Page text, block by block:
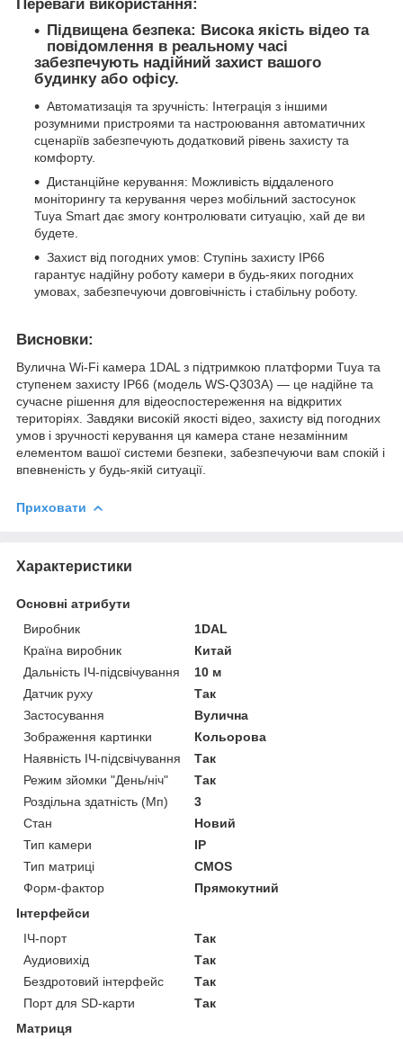
Переваги використання:
Підвищена безпека: Висока якість відео та
повідомлення в реальному часі
забезпечують надійний захист вашого
будинку або офісу.
Автоматизація та зручність: Інтеграція з іншими
розумними пристроями та настроювання автоматичних
сценаріїв забезпечують додатковий рівень захисту та
комфорту.
Дистанційне керування: Можливість віддаленого
моніторингу та керування через мобільний застосунок
Tuya Smart дає змогу контролювати ситуацію, хай де ви
будете.
Захист від погодних умов: Ступінь захисту IP66
гарантує надійну роботу камери в будь-яких погодних
умовах, забезпечуючи довговічність і стабільну роботу.
Висновки:
Вулична Wi-Fi камера 1DAL з підтримкою платформи Tuya та
ступенем захисту IP66 (модель WS-Q303A) — це надійне та
сучасне рішення для відеоспостереження на відкритих
територіях. Завдяки високій якості відео, захисту від погодних
умов і зручності керування ця камера стане незамінним
елементом вашої системи безпеки, забезпечуючи вам спокій і
впевненість у будь-якій ситуації.
Приховати
Характеристики
Основні атрибути
Виробник
1DAL
Країна виробник
Китай
Дальність ІЧ-підсвічування
10 м
Датчик руху
Так
Застосування
Вулична
Зображення картинки
Кольорова
Наявність ІЧ-підсвічування
Так
Режим зйомки "День/ніч"
Так
Роздільна здатність (Мп)
3
Стан
Новий
Тип камери
IP
Тип матриці
CMOS
Форм-фактор
Прямокутний
Інтерфейси
ІЧ-порт
Так
Аудиовихід
Так
Бездротовий інтерфейс
Так
Порт для SD-карти
Так
Матриця